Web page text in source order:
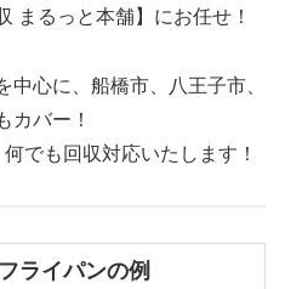
まるっと本舗】にお任せ！
心に、船橋市、八王子市、
カバー！
でも回収対応いたします！
ライパンの例